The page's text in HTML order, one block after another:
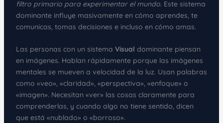
filtro primario para experimentar el mundo. Este sistema
dominante influye masivamente en cómo aprendes, te
comunicas, tomas decisiones e incluso en cómo amas.
Las personas con un sistema Visual dominante piensan
en imágenes. Hablan rápidamente porque las imágenes
mentales se mueven a velocidad de la luz. Usan palabras
como «veo», «claridad», «perspectiva», «enfoque» o
«imagen». Necesitan «ver» las cosas claramente para
comprenderlas, y cuando algo no tiene sentido, dicen
que está «nublado» o «borroso».